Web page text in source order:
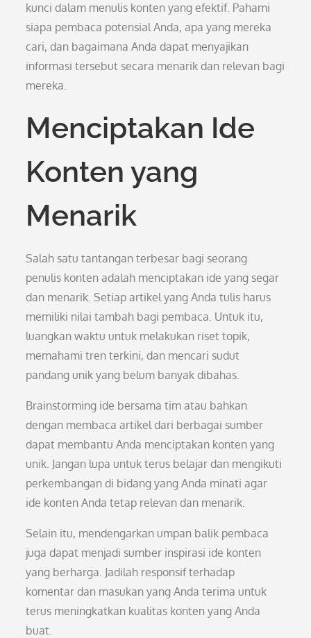
kunci dalam menulis konten yang efektif. Pahami
siapa pembaca potensial Anda, apa yang mereka
cari, dan bagaimana Anda dapat menyajikan
informasi tersebut secara menarik dan relevan bagi
mereka.
Menciptakan Ide
Konten yang
Menarik
Salah satu tantangan terbesar bagi seorang
penulis konten adalah menciptakan ide yang segar
dan menarik. Setiap artikel yang Anda tulis harus
memiliki nilai tambah bagi pembaca. Untuk itu,
luangkan waktu untuk melakukan riset topik,
memahami tren terkini, dan mencari sudut
pandang unik yang belum banyak dibahas.
Brainstorming ide bersama tim atau bahkan
dengan membaca artikel dari berbagai sumber
dapat membantu Anda menciptakan konten yang
unik. Jangan lupa untuk terus belajar dan mengikuti
perkembangan di bidang yang Anda minati agar
ide konten Anda tetap relevan dan menarik.
Selain itu, mendengarkan umpan balik pembaca
juga dapat menjadi sumber inspirasi ide konten
yang berharga. Jadilah responsif terhadap
komentar dan masukan yang Anda terima untuk
terus meningkatkan kualitas konten yang Anda
buat.